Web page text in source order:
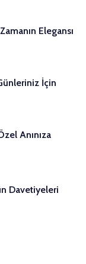
Elegansı
İçin
Anınıza
Davetiyeleri